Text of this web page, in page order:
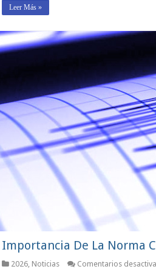
Leer Más »
Importancia De La Norma
2026, Noticias Comentarios